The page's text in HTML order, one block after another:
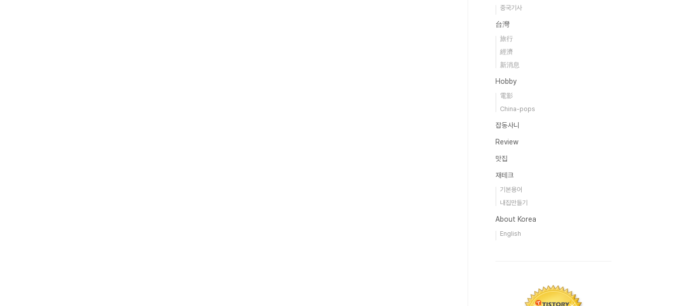
중국기사
台灣
旅行
經濟
新消息
Hobby
電影
China-pops
잡동사니
Review
맛집
재테크
기본용어
내집만들기
About Korea
English